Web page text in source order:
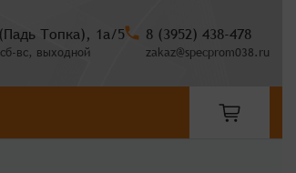
Топка), 1а/5
вс, выходной
8 (3952) 438-478
zakaz@specprom038.ru